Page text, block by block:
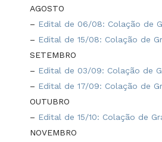
AGOSTO
– Edital de 06/08: Colação de
– Edital de 15/08: Colação de
SETEMBRO
– Edital de 03/09: Colação de
– Edital de 17/09: Colação de
OUTUBRO
– Edital de 15/10: Colação de
NOVEMBRO